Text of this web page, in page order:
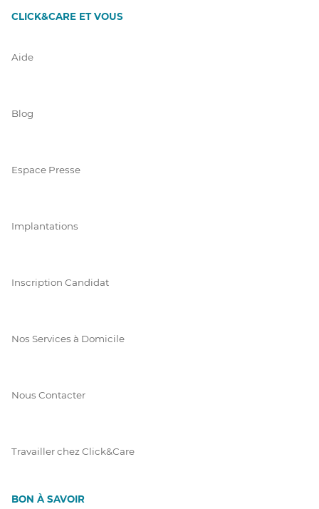
CLICK&CARE ET VOUS
Aide
Blog
Espace Presse
Implantations
Inscription Candidat
Nos Services à Domicile
Nous Contacter
Travailler chez Click&Care
BON À SAVOIR